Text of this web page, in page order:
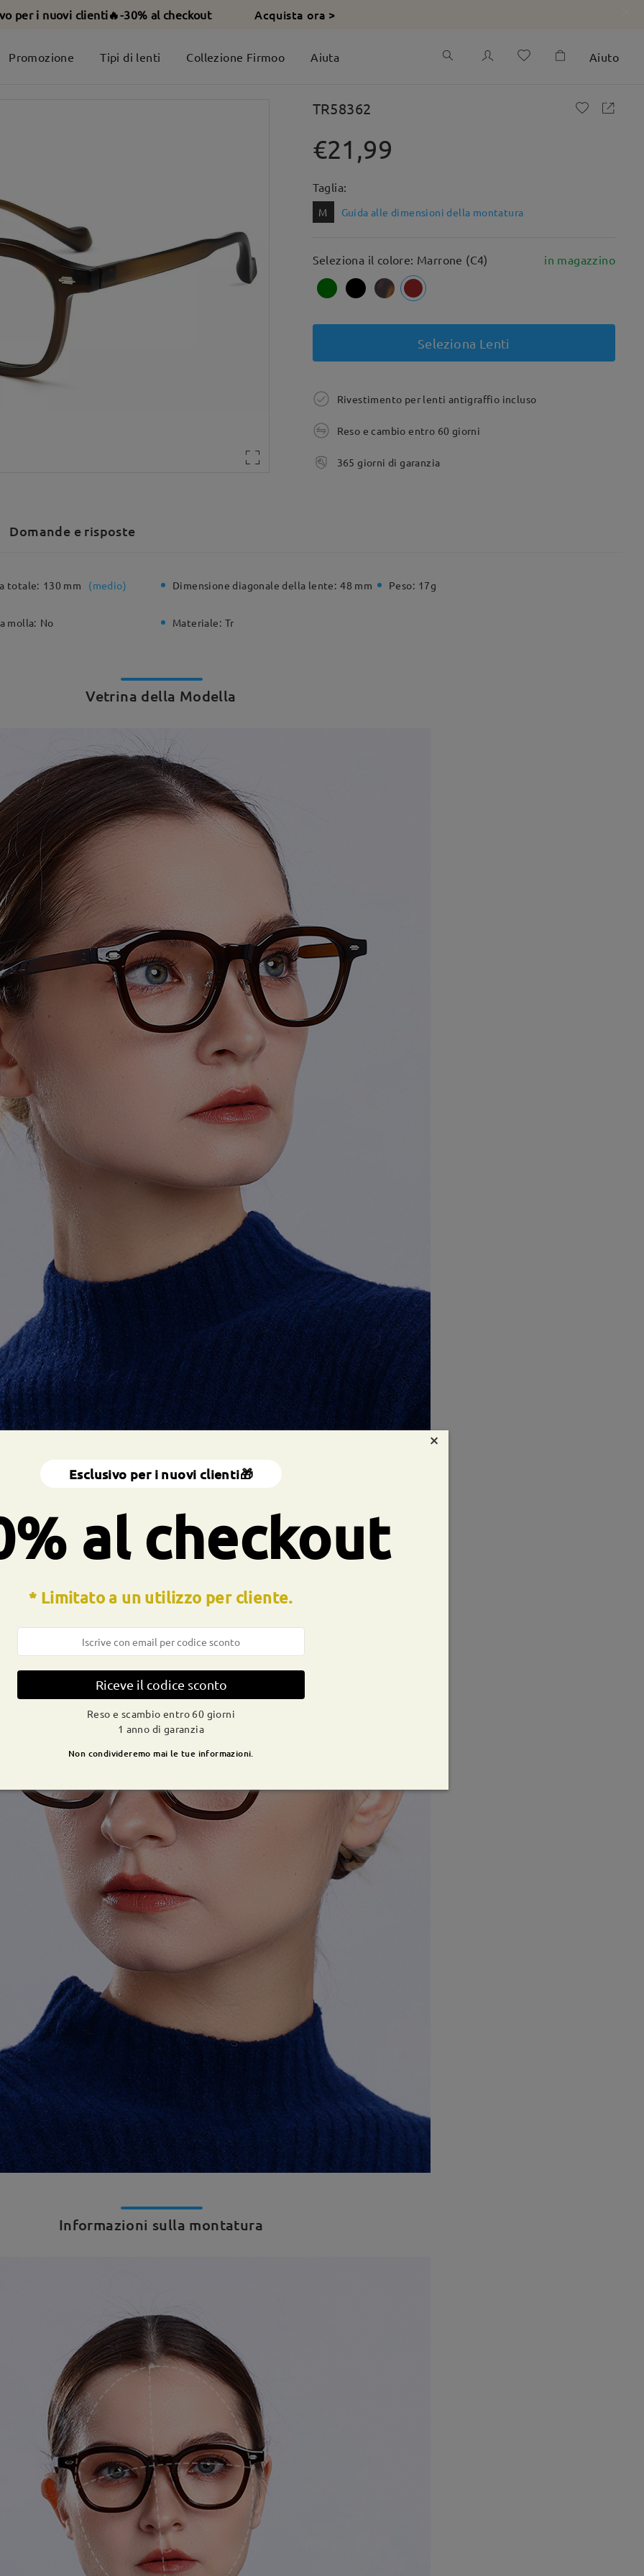
per i nuovi clienti🔥-30% al checkout Acquista ora >
Promozione Tipi di lenti Collezione Firmoo Aiuta Aiuto
TR58362
€21,99
Taglia:
M Guida alle dimensioni della montatura
Seleziona il colore: Marrone (C4) in magazzino
Seleziona Lenti
Rivestimento per lenti antigraffio incluso
Reso e cambio entro 60 giorni
365 giorni di garanzia
Domande e risposte
totale: 130 mm (medio) Dimensione diagonale della lente: 48 mm Peso: 17g
molla: No Materiale: Tr
Vetrina della Modella
Informazioni sulla montatura
×
Esclusivo per i nuovi clienti🎁
al checkout
* Limitato a un utilizzo per cliente.
Riceve il codice sconto
Reso e scambio entro 60 giorni
1 anno di garanzia
Non condivideremo mai le tue informazioni.